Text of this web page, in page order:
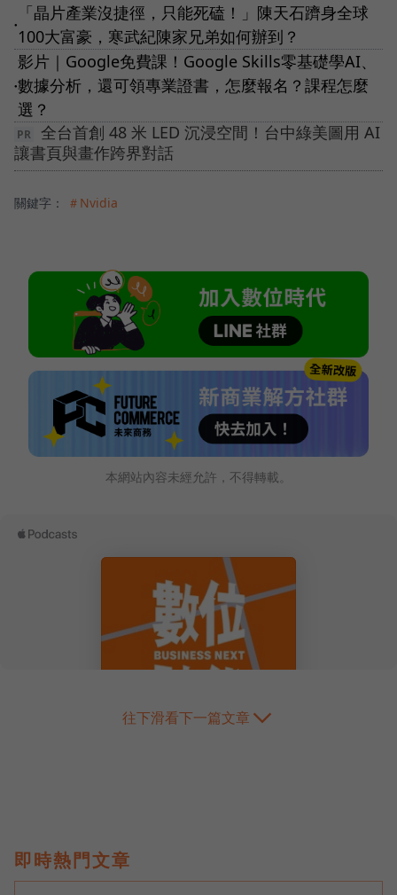
●
「晶片產業沒捷徑，只能死磕！」陳天石躋身全球
100大富豪，寒武紀陳家兄弟如何辦到？
●
影片｜Google免費課！Google Skills零基礎學AI、
數據分析，還可領專業證書，怎麼報名？課程怎麼
選？
全台首創 48 米 LED 沉浸空間！台中綠美圖用 AI
讓書頁與畫作跨界對話
關鍵字： ＃Nvidia
本網站內容未經允許，不得轉載。
往下滑看下一篇文章
即時熱門文章